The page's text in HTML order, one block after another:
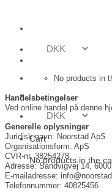
content
No products in
Cart
No products in the
Handelsbetingelser
Ved online handel på denne
Generelle oplysninger
Juridisk navn: Noorstad ApS
Organisationsform: ApS
CVR-nr. 38254278
Adresse: Sandvigvej 14,
E-mailadresse:
Telefonnummer: 40825456